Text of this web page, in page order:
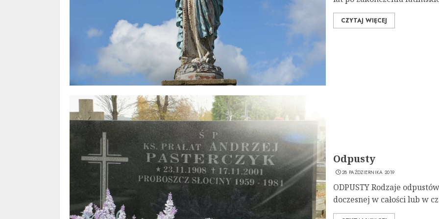
CZYTAJ WIĘCEJ
Odpusty
28 PAŹDZIERNIKA 2019
ODPUSTY Rodzaje
doczesnej w całości lub w